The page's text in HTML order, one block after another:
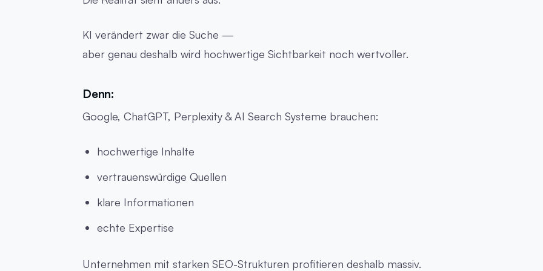
KI verändert zwar die Suche —
aber genau deshalb wird hochwertige Sichtbarkeit noch wertvoller.
Denn:
Google, ChatGPT, Perplexity & AI Search Systeme brauchen:
hochwertige Inhalte
vertrauenswürdige Quellen
klare Informationen
echte Expertise
Unternehmen mit starken SEO-Strukturen profitieren deshalb massiv.